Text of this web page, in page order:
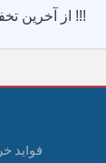
از آخرین تخفیف ها سایت مطلع شوید !!!
فواید